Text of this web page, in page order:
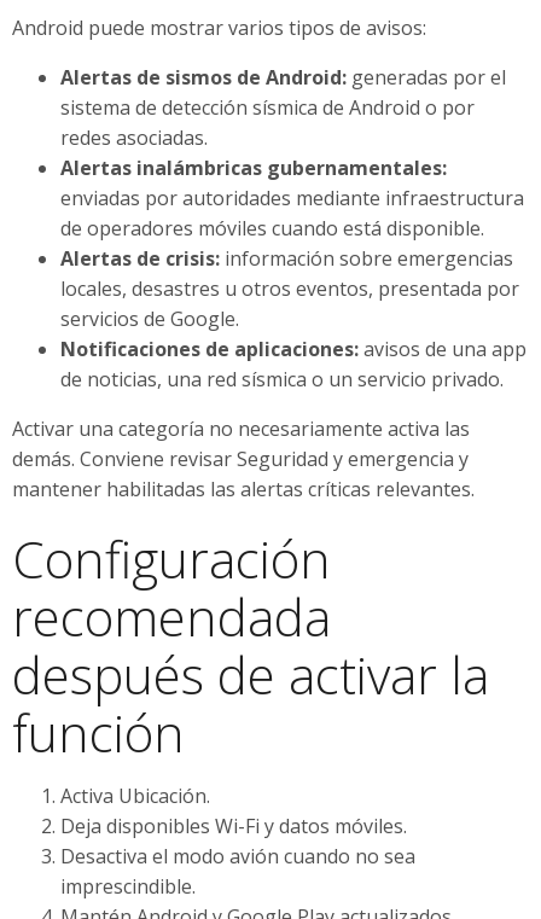
Android puede mostrar varios tipos de avisos:
Alertas de sismos de Android: generadas por el
sistema de detección sísmica de Android o por
redes asociadas.
Alertas inalámbricas gubernamentales:
enviadas por autoridades mediante infraestructura
de operadores móviles cuando está disponible.
Alertas de crisis: información sobre emergencias
locales, desastres u otros eventos, presentada por
servicios de Google.
Notificaciones de aplicaciones:avisos de una app
de noticias, una red sísmica o un servicio privado.
Activar una categoría no necesariamente activa las
demás. Conviene revisar Seguridad y emergencia y
mantener habilitadas las alertas críticas relevantes.
Configuración
recomendada
después de activar la
función
Activa Ubicación.
Deja disponibles Wi-Fi y datos móviles.
Desactiva el modo avión cuando no sea
imprescindible.